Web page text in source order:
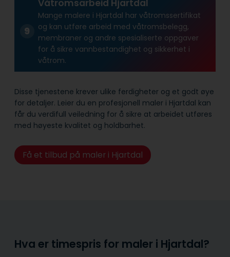
Våtromsarbeid Hjartdal
Mange malere i Hjartdal har våtroms­sertifikat
og kan utføre arbeid med våtroms­belegg,
membraner og andre spesialiserte oppgaver
for å sikre vann­bestandighet og sikkerhet i
våtrom.
Disse tjenestene krever ulike ferdigheter og et godt øye
for detaljer. Leier du en profesjonell maler i Hjartdal kan
får du verdifull veiledning for å sikre at arbeidet utføres
med høyeste kvalitet og holdbarhet.
Få et tilbud på maler i Hjartdal
Hva er timespris for maler i Hjartdal?